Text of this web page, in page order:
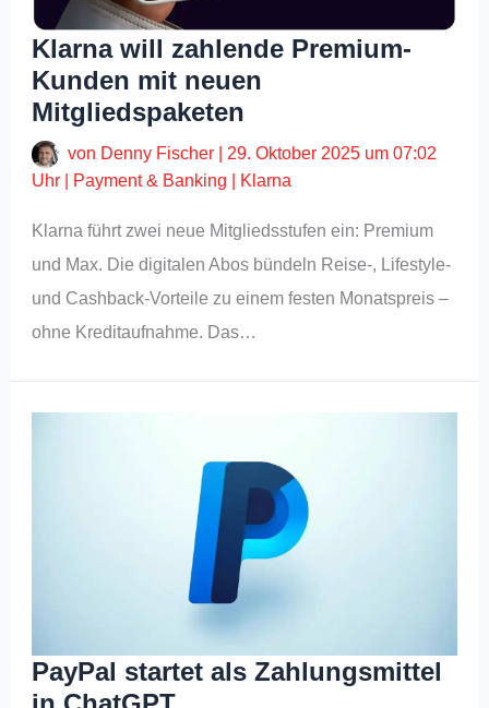
Klarna will zahlende Premium-
Kunden mit neuen
Mitgliedspaketen
von Denny Fischer
29. Oktober 2025 um 07:02
Uhr
Payment & Banking Klarna
Klarna führt zwei neue Mitgliedsstufen ein: Premium
und Max. Die digitalen Abos bündeln Reise-, Lifestyle-
und Cashback-Vorteile zu einem festen Monatspreis –
ohne Kreditaufnahme. Das…
PayPal startet als Zahlungsmittel